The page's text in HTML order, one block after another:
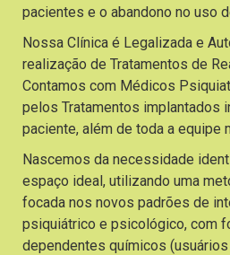
pacientes e o abandono no uso
Nossa Clínica é Legalizada e
realização de Tratamentos de
Contamos com Médicos
pelos Tratamentos implantados
paciente, além de toda a equipe
Nascemos da necessidade
espaço ideal, utilizando uma
focada nos novos padrões de
psiquiátrico e psicológico, com
dependentes químicos